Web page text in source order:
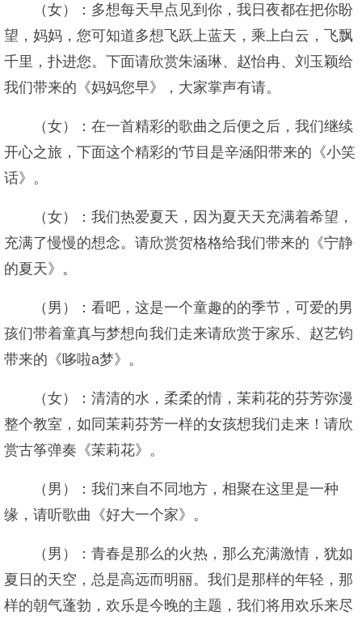
（女）：多想每天早点见到你，我日夜都在把你盼
望，妈妈，您可知道多想飞跃上蓝天，乘上白云，飞飘
千里，扑进您。下面请欣赏朱涵琳、赵怡冉、刘玉颖给
我们带来的《妈妈您早》，大家掌声有请。
（女）：在一首精彩的歌曲之后便之后，我们继续
开心之旅，下面这个精彩的'节目是辛涵阳带来的《小笑
话》。
（女）：我们热爱夏天，因为夏天天充满着希望，
充满了慢慢的想念。请欣赏贺格格给我们带来的《宁静
的夏天》。
（男）：看吧，这是一个童趣的的季节，可爱的男
孩们带着童真与梦想向我们走来请欣赏于家乐、赵艺钧
带来的《哆啦a梦》。
（女）：清清的水，柔柔的情，茉莉花的芬芳弥漫
整个教室，如同茉莉芬芳一样的女孩想我们走来！请欣
赏古筝弹奏《茉莉花》。
（男）：我们来自不同地方，相聚在这里是一种
缘，请听歌曲《好大一个家》。
（男）：青春是那么的火热，那么充满激情，犹如
夏日的天空，总是高远而明丽。我们是那样的年轻，那
样的朝气蓬勃，欢乐是今晚的主题，我们将用欢乐来尽